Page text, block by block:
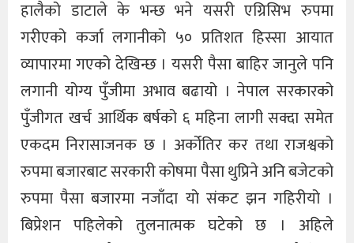
हालैको डाटाले के भन्छ भने यसरी एग्रिसिभ रुपमा
गरीएको कर्जा लगानीको ५० प्रतिशत हिस्सा आयात
व्यापारमा गएको देखिन्छ । यसरी पैसा बाहिर जानुले पनि
लगानी योग्य पुँजीमा अभाव बढायो । नेपाल सरकारको
पुँजीगत खर्च आर्थिक बर्षको ६ महिना लागी सक्दा समेत
एकदम निरासाजनक छ । अर्कोतिर कर तथा राजश्वको
रुपमा बजारबाट सरकारी कोषमा पैसा थुप्रिने अनि बजेटको
रुपमा पैसा बजारमा नजाँदा यो संकट झन गहिरीयो ।
बिप्रेशन पहिलेको तुलनात्मक घटेको छ । अहिले